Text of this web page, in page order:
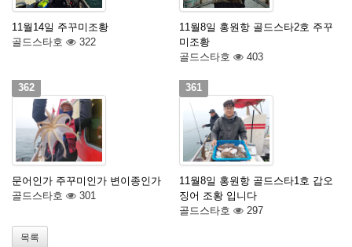
11월14일 주꾸미조황
골드스타호
322
11월8일 홍원항 골드스타2호 주꾸
미조황
골드스타호
403
362
문어인가 주꾸미인가 변이종인가
골드스타호
301
361
11월8일 홍원항 골드스타1호 갑오
징어 조황 입니다
골드스타호
297
목록